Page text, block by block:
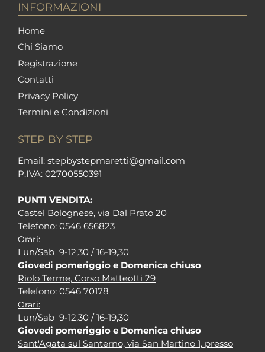
INFORMAZIONI
Home
Chi Siamo
Registrazione
Contatti
Privacy Policy
Termini e Condizioni
STEP BY STEP
Email: stepbystepmaretti@gmail.com
P.IVA: 02700550391
PUNTI VENDITA:
Castel Bolognese, via Dal Prato 20
Telefono: 0546 656823
Orari:
Lun/Sab 9-12,30 / 16-19,30
Giovedi pomeriggio e Domenica chiuso
Riolo Terme, Corso Matteotti 29
Telefono: 0546 70178
Orari:
Lun/Sab 9-12,30 / 16-19,30
Giovedi pomeriggio e Domenica chiuso
Sant'Agata sul Santerno, via San Martino 1, presso